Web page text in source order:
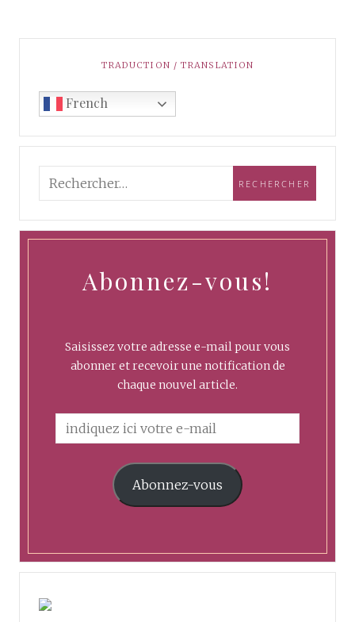
TRADUCTION / TRANSLATION
French
Abonnez-vous!
Saisissez votre adresse e-mail pour vous
abonner et recevoir une notification de
chaque nouvel article.
Abonnez-vous